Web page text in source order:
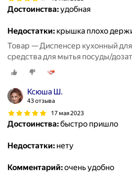
Достоинства:удобная
Недостатки: крышка плохо
Товар — Диспенсер кухонный
средства для мытья посуды/
Ксюша Ш.
43 отзыва
17 мая 2023
Достоинства:быстро пришло
Недостатки: нету
Комментарий:очень удобно